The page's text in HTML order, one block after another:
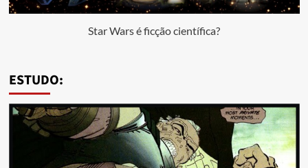
Star Wars é ficção científica?
ESTUDO: